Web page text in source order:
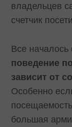
владельцев
счетчик
Все началось
поведение
зависит от
Особенно
большая